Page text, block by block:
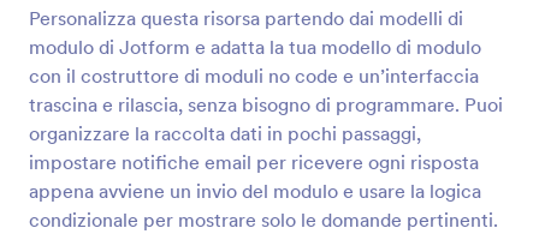
Personalizza questa risorsa partendo dai modelli di
modulo di Jotform e adatta la tua modello di modulo
con il costruttore di moduli no code e un’interfaccia
trascina e rilascia, senza bisogno di programmare. Puoi
organizzare la raccolta dati in pochi passaggi,
impostare notifiche email per ricevere ogni risposta
appena avviene un invio del modulo e usare la logica
condizionale per mostrare solo le domande pertinenti.
Modulo Di Richiesta Finanziamento
Un Modulo di Richiesta Finanziamento viene